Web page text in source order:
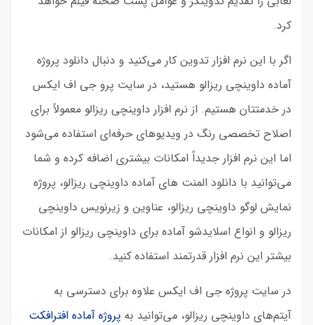
کرد.
اگر با این نرم افزار تدوین کار می‌کنید و دنبال دانلود پروژه
آماده داوینچی ریزالو هستید، در سایت پرو جی اف ایکس
در خدمتتان هستیم. از نرم افزار داوینچی ریزالو معمولاً برای
اصلاح تخصصی رنگ در ویدیوهای حرفه‌ای استفاده می‌شود
اما این نرم افزار جدیداً امکانات بیشتری اضافه کرده و شما
می‌توانید با دانلود المنت های آماده داوینچی ریزالو، پروژه
نمایش لوگو داوینچی ریزالو، عناوین و زیرنویس داوینچی
ریزالو و انواع اسلایدشو آماده برای داوینچی ریزالو از امکانات
بیشتر این نرم افزار قدرتمند استفاده کنید.
در سایت پروژه جی اف ایکس علاوه برای دسترسی به
آیتم‌های داوینچی ریزالو، می‌توانید به پروژه آماده افترافکت